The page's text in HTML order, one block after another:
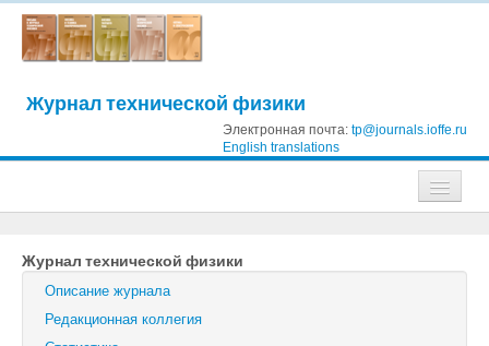
Журнал технической физики
Электронная почта: tp@journals.ioffe.ru
English translations
Журнал технической физики
Письма в Журнал технической физики
Журнал технической физики
Описание журнала
Редакционная коллегия